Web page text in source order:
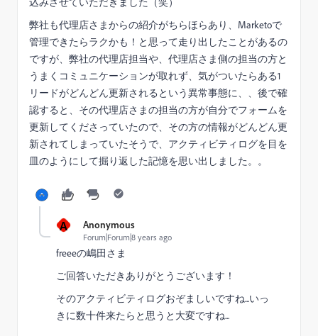
弊社も代理店さまからの紹介がちらほらあり、Marketoで
管理できたらラクかも！と思って走り出したことがあるの
ですが、弊社の代理店担当や、代理店さま側の担当の方と
うまくコミュニケーションが取れず、気がついたらある1
リードがどんどん更新されるという異常事態に、、後で確
認すると、その代理店さまの担当の方が自分でフォームを
更新してくださっていたので、その方の情報がどんどん更
新されてしまっていたそうで、アクティビティログを目を
皿のようにして掘り返した記憶を思い出しました。。
A Anonymous
Forum|Forum|8 years ago
freeeの嶋田さま
ご回答いただきありがとうございます！
そのアクティビティログおぞましいですね...いっ
きに数十件来たらと思うと大変ですね...